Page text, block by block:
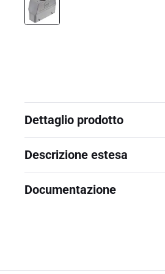
Dettaglio prodotto
Descrizione estesa
Documentazione